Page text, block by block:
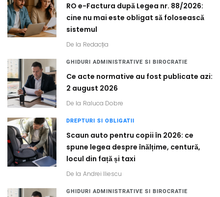
RO e-Factura după Legea nr. 88/2026:
cine nu mai este obligat să folosească
sistemul
De la Redacția
GHIDURI ADMINISTRATIVE SI BIROCRATIE
Ce acte normative au fost publicate azi:
2 august 2026
De la Raluca Dobre
DREPTURI SI OBLIGATII
Scaun auto pentru copii în 2026: ce
spune legea despre înălțime, centură,
locul din față și taxi
De la Andrei Iliescu
GHIDURI ADMINISTRATIVE SI BIROCRATIE